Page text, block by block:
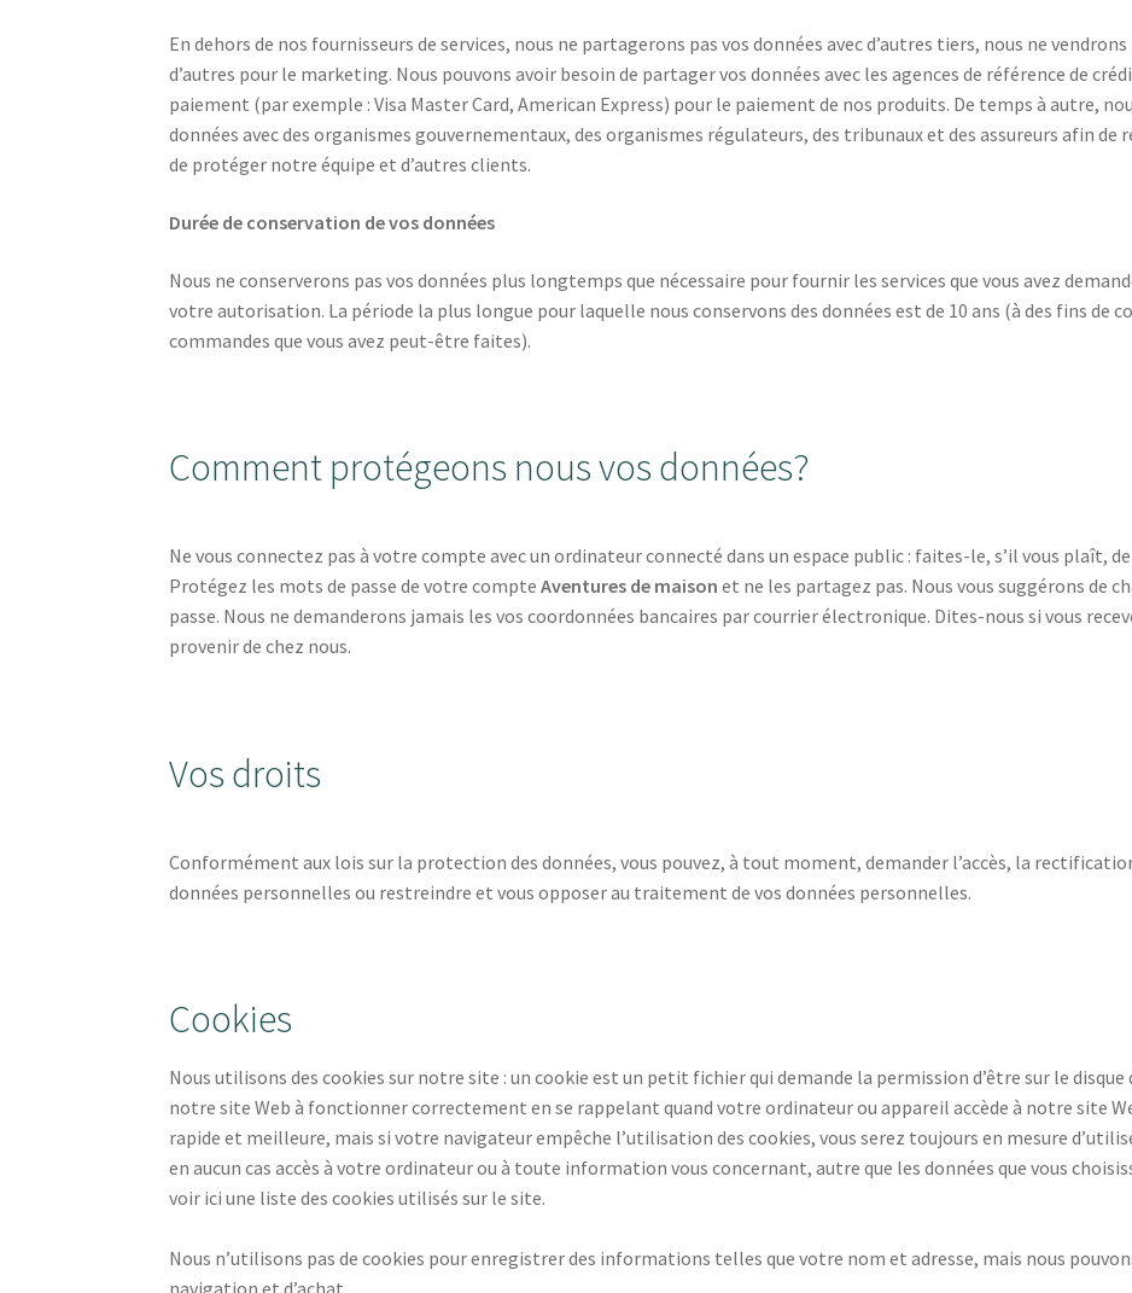
En dehors de nos fournisseurs de services, nous ne partagerons pas vos données avec d’autres tiers, nous ne
d’autres pour le marketing. Nous pouvons avoir besoin de partager vos données avec les agences de référence de
paiement (par exemple : Visa Master Card, American Express) pour le paiement de nos produits. De temps à autre,
données avec des organismes gouvernementaux, des organismes régulateurs, des tribunaux et des assureurs afin
de protéger notre équipe et d’autres clients.
Durée de conservation de vos données
Nous ne conserverons pas vos données plus longtemps que nécessaire pour fournir les services que vous avez
votre autorisation. La période la plus longue pour laquelle nous conservons des données est de 10 ans (à des fins de
commandes que vous avez peut-être faites).
Comment protégeons nous vos données?
Ne vous connectez pas à votre compte avec un ordinateur connecté dans un espace public : faites-le, s’il vous plaît,
Protégez les mots de passe de votre compteAventures de maison et ne les partagez pas. Nous vous suggérons de
passe. Nous ne demanderons jamais les vos coordonnées bancaires par courrier électronique. Dites-nous si vous
provenir de chez nous.
Vos droits
Conformément aux lois sur la protection des données, vous pouvez, à tout moment, demander l’accès, la
données personnelles ou restreindre et vous opposer au traitement de vos données personnelles.
Cookies
Nous utilisons des cookies sur notre site : un cookie est un petit fichier qui demande la permission d’être sur le
notre site Web à fonctionner correctement en se rappelant quand votre ordinateur ou appareil accède à notre site
rapide et meilleure, mais si votre navigateur empêche l’utilisation des cookies, vous serez toujours en mesure
en aucun cas accès à votre ordinateur ou à toute information vous concernant, autre que les données que vous
voir ici une liste des cookies utilisés sur le site.
Nous n’utilisons pas de cookies pour enregistrer des informations telles que votre nom et adresse, mais nous